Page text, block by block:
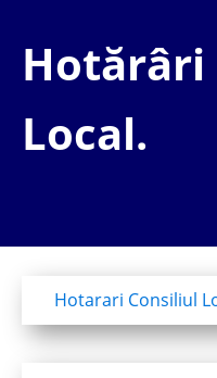
Hotărâri
Local.
Hotarari Consiliul